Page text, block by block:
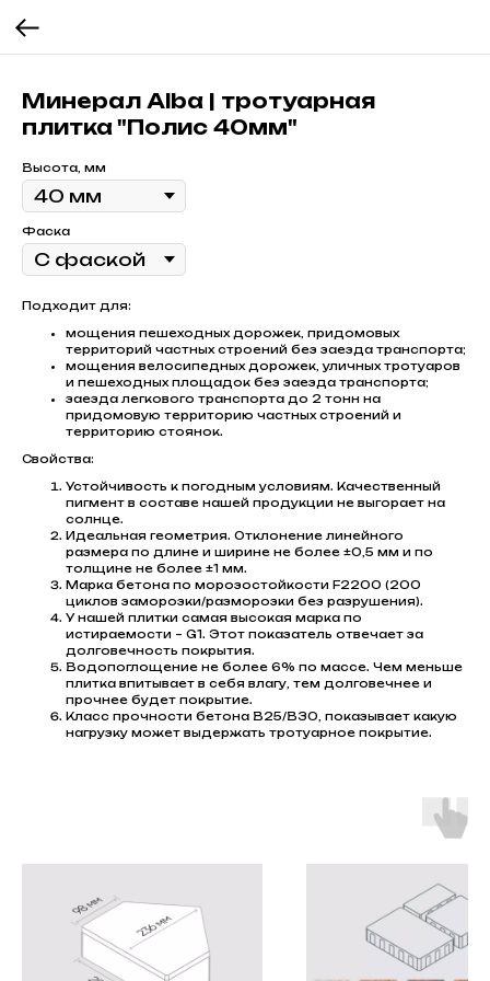
Минерал Alba | тротуарная
плитка "Полис 40мм"
Высота, мм
Фаска
Подходит для:
мощения пешеходных дорожек, придомовых
территорий частных строений без заезда транспорта;
мощения велосипедных дорожек, уличных тротуаров
и пешеходных площадок без заезда транспорта;
заезда легкового транспорта до 2 тонн на
придомовую территорию частных строений и
территорию стоянок.
Свойства:
Устойчивость к погодным условиям. Качественный
пигмент в составе нашей продукции не выгорает на
солнце.
Идеальная геометрия. Отклонение линейного
размера по длине и ширине не более ±0,5 мм и по
толщине не более ±1 мм.
Марка бетона по морозостойкости F2200 (200
циклов заморозки/разморозки без разрушения).
У нашей плитки самая высокая марка по
истираемости – G1. Этот показатель отвечает за
долговечность покрытия.
Водопоглощение не более 6% по массе. Чем меньше
плитка впитывает в себя влагу, тем долговечнее и
прочнее будет покрытие.
Класс прочности бетона В25/В30, показывает какую
нагрузку может выдержать тротуарное покрытие.